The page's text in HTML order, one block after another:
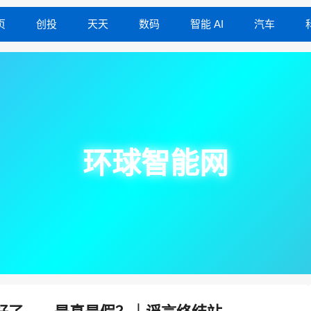
创投 天天 数码 智能 AI 汽车
环球智能网